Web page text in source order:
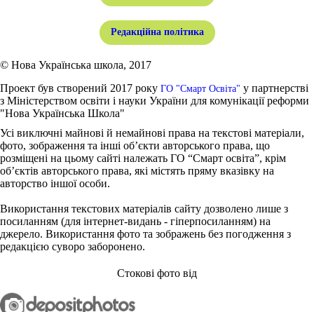
Редакційна політика
© Нова Українська школа, 2017
Проект був створений 2017 року ГО "Смарт Освіта" у партнерстві
з Міністерством освіти і науки України для комунікації реформи
"Нова Українська Школа"
Усі виключні майнові й немайнові права на текстові матеріали,
фото, зображення та інші об’єкти авторського права, що
розміщені на цьому сайті належать ГО “Смарт освіта”, крім
об’єктів авторського права, які містять пряму вказівку на
авторство іншої особи.
Використання текстових матеріалів сайту дозволено лише з
посиланням (для інтернет-видань - гіперпосиланням) на
джерело. Використання фото та зображень без погодження з
редакцією суворо заборонено.
Стокові фото від